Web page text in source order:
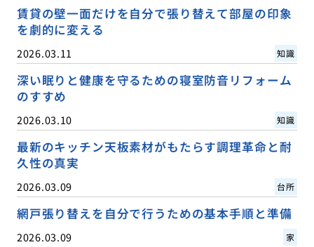
賃貸の壁一面だけを自分で張り替えて部屋の印象
を劇的に変える
2026.03.11 知識
深い眠りと健康を守るための寝室防音リフォーム
のすすめ
2026.03.10 知識
最新のキッチン天板素材がもたらす調理革命と耐
久性の真実
2026.03.09 台所
網戸張り替えを自分で行うための基本手順と準備
2026.03.09 家